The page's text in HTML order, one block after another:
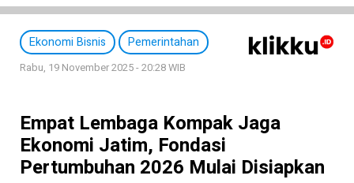
Ekonomi Bisnis Pemerintahan
Rabu, 19 November 2025 - 20:28 WIB
Empat Lembaga Kompak Jaga
Ekonomi Jatim, Fondasi
Pertumbuhan 2026 Mulai Disiapkan